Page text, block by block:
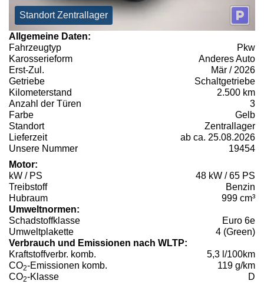
Standort Zentrallager
Allgemeine Daten:
Fahrzeugtyp
Pkw
Karosserieform
Anderes Auto
Erst-Zul.
Mär / 2026
Getriebe
Schaltgetriebe
Kilometerstand
2.500 km
Anzahl der Türen
3
Farbe
Gelb
Standort
Zentrallager
Lieferzeit
ab ca. 25.08.2026
Unsere Nummer
19454
Motor:
kW / PS
48 kW / 65 PS
Treibstoff
Benzin
Hubraum
999 cm³
Umweltnormen:
Schadstoffklasse
Euro 6e
Umweltplakette
4 (Green)
Verbrauch und Emissionen nach WLTP:
Kraftstoffverbr. komb.
5,3 l/100km
CO2-Emissionen komb.
119 g/km
CO2-Klasse D